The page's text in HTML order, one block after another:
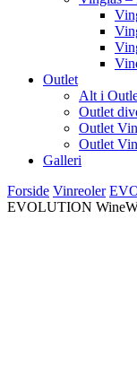
Outlet
Alt i
Outlet
Outlet
Outlet
Galleri
Forside Vinreoler
EVOLUTION